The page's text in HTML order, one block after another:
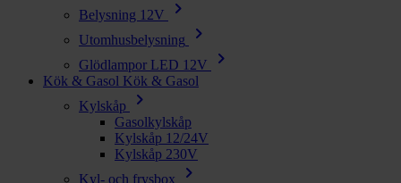
Belysning 12V chevron_right
Utomhusbelysning chevron_right
Glödlampor LED 12V chevron_right
Kök & Gasol Kök & Gasol
Kylskåp
chevron_right
Gasolkylskåp
Kylskåp 12/24V
Kylskåp 230V
Kyl- och frysbox
chevron_right